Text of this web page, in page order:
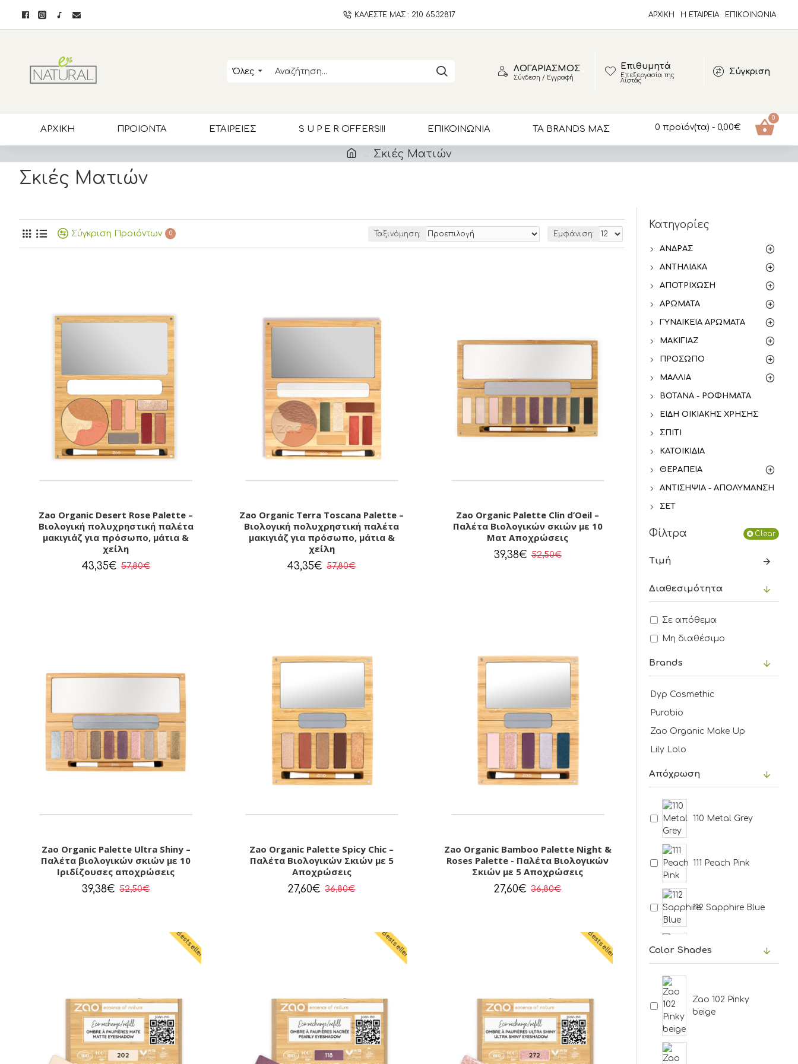
ΚΑΛΕΣΤΕ ΜΑΣ : 210 6532817 ΑΡΧΙΚΗ Η ΕΤΑΙΡΕΙΑ ΕΠΙΚΟΙΝΩΝΊΑ
Όλες ΛΟΓΑΡΙΑΣΜΟΣ
Σύνδεση / Εγγραφή
Επιθυμητά
Επεξεργασία της
Λίστας
Σύγκριση
ΑΡΧΙΚΗ ΠΡΟΙΟΝΤΑ ΕΤΑΙΡΕΙΕΣ S U P E R OFFERS!!! ΕΠΙΚΟΙΝΩΝΙΑ ΤΑ BRANDS ΜΑΣ 0 προϊόν(τα) - 0,00€
0
Σκιές Ματιών
Σκιές Ματιών
Σύγκριση Προϊόντων 0 Ταξινόμηση: Εμφάνιση:
Zao Organic Desert Rose Palette –
Βιολογική πολυχρηστική παλέτα
μακιγιάζ για πρόσωπο, μάτια &
χείλη
43,35€ 57,80€
Zao Organic Terra Toscana Palette –
Βιολογική πολυχρηστική παλέτα
μακιγιάζ για πρόσωπο, μάτια &
χείλη
43,35€ 57,80€
Zao Organic Palette Clin d’Oeil –
Παλέτα Βιολογικών σκιών με 10
Ματ Αποχρώσεις
39,38€ 52,50€
Zao Organic Palette Ultra Shiny –
Παλέτα βιολογικών σκιών με 10
Ιριδίζουσες αποχρώσεις
39,38€ 52,50€
Zao Organic Palette Spicy Chic –
Παλέτα Βιολογικών Σκιών με 5
Αποχρώσεις
27,60€ 36,80€
Zao Organic Bamboo Palette Night &
Roses Palette - Παλέτα Βιολογικών
Σκιών με 5 Αποχρώσεις
27,60€ 36,80€
Bestseller Bestseller Bestseller
Κατηγορίες
ΆΝΔΡΑΣ
ΑΝΤΗΛΙΑΚΆ
ΑΠΟΤΡΊΧΩΣΗ
ΑΡΏΜΑΤΑ
ΓΥΝΑΙΚΕΊΑ ΑΡΏΜΑΤΑ
ΜΑΚΙΓΙΆΖ
ΠΡΌΣΩΠΟ
ΜΑΛΛΙΆ
ΒΌΤΑΝΑ - ΡΟΦΉΜΑΤΑ
ΕΊΔΗ ΟΙΚΙΑΚΉΣ ΧΡΉΣΗΣ
ΣΠΊΤΙ
ΚΑΤΟΙΚΊΔΙΑ
ΘΕΡΑΠΕΊΑ
ΑΝΤΙΣΗΨΊΑ - ΑΠΟΛΎΜΑΝΣΗ
ΣΕΤ
Φίλτρα Clear
Τιμή
Brands
Dyp Cosmethic
Purobio
Zao Organic Make Up
Lily Lolo
Aπόχρωση
110 Metal Grey
111 Peach Pink
112 Sapphire Blue
113 Coppered Gold
115 Ruby Red
Color Shades
Zao 102 Pinky
beige
Διαθεσιμότητα
Σε απόθεμα
Μη διαθέσιμο